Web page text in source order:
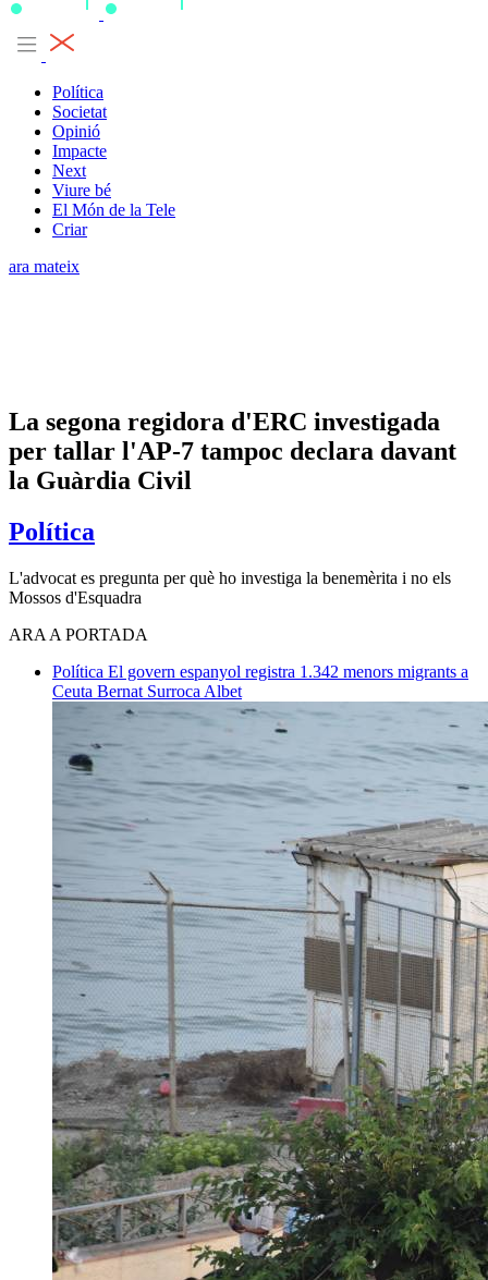
Política
Societat
Opinió
Impacte
Next
Viure bé
El Món de la Tele
Criar
ara mateix
La segona regidora d'ERC investigada
per tallar l'AP-7 tampoc declara davant
la Guàrdia Civil
Política
L'advocat es pregunta per què ho investiga la benemèrita i no els
Mossos d'Esquadra
ARA A PORTADA
Política El govern espanyol registra 1.342 menors migrants a
Ceuta Bernat Surroca Albet